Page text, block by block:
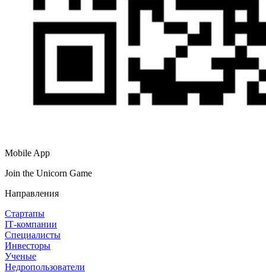
Mobile App
Join the Unicorn Game
Направления
Стартапы
IT‑компании
Специалисты
Инвесторы
Ученые
Недропользователи